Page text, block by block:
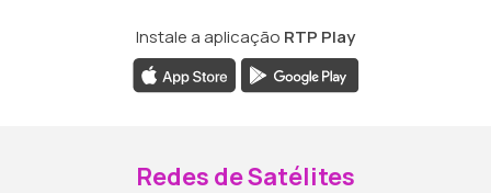
Instale a aplicação RTP Play
Redes de Satélites